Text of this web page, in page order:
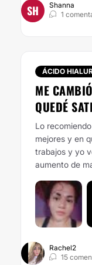
SH
Shanna
1
ÁCIDO
ME
QUEDÉ
Lo
mejores y en
trabajos y yo
aumento de
Rachel2
15